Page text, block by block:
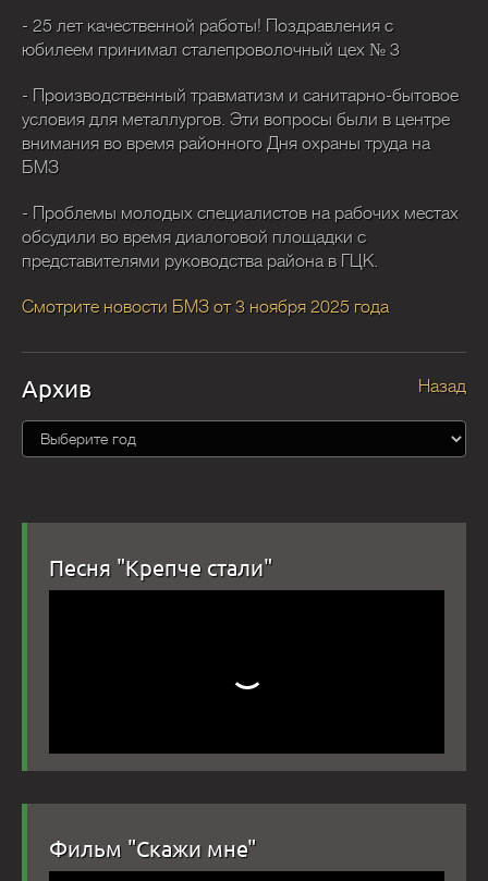
- 25 лет качественной работы! Поздравления с
юбилеем принимал сталепроволочный цех № 3
- Производственный травматизм и санитарно-бытовое
условия для металлургов. Эти вопросы были в центре
внимания во время районного Дня охраны труда на
БМЗ
- Проблемы молодых специалистов на рабочих местах
обсудили во время диалоговой площадки с
представителями руководства района в ГЦК.
Смотрите новости БМЗ от 3 ноября 2025 года
Назад
Архив
Песня "Крепче стали"
Фильм "Скажи мне"